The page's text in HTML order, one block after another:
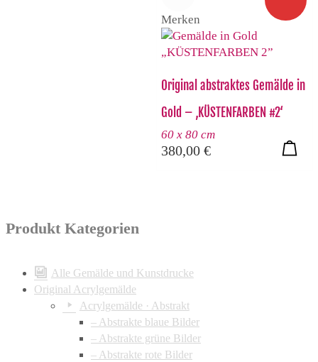
Merken
Original abstraktes Gemälde in
Gold – ‚KÜSTENFARBEN #2‘
60 x 80 cm
380,00 €
Produkt Kategorien
Alle Gemälde und Kunstdrucke
Original Acrylgemälde
Acrylgemälde · Abstrakt
– Abstrakte blaue Bilder
– Abstrakte grüne Bilder
– Abstrakte rote Bilder